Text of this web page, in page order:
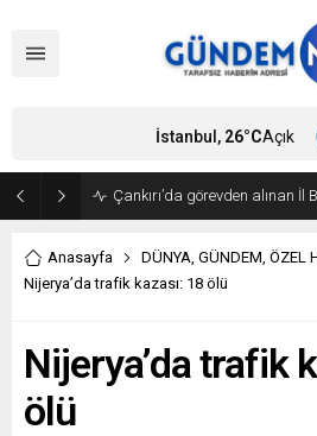
Bakan Fidan, Hamas Siyasi
İstanbul, 26°CAçık
Anasayfa DÜNYA, GÜNDEM, ÖZEL
Nijerya’da trafik kazası: 18 ölü
Nijerya’da trafik
ölü